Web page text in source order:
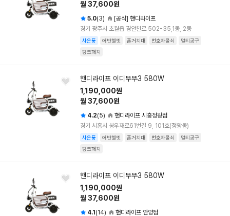
월 37,600원
5.0(3)
[공식] 핸디라이프
경기 광주시 초월읍 경안천로 502-35,1동, 2동
사은품 어반헬멧 폰거치대 번호자물쇠
멀티공구
펑크패치
핸디라이프 이디뚜뚜3 580W
1,190,000원
월 37,600원
4.2(5)
핸디라이프 시흥정왕점
경기 시흥시 봉우재로61번길 9, 101호(정왕동)
사은품 어반헬멧 폰거치대 번호자물쇠
멀티공구
펑크패치
핸디라이프 이디뚜뚜3 580W
1,190,000원
월 37,600원
4.1 (14)
핸디라이프 안양점